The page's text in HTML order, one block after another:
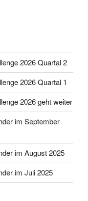
2026 Quartal 2
2026 Quartal 1
2026 geht weiter
im September
im August 2025
im Juli 2025